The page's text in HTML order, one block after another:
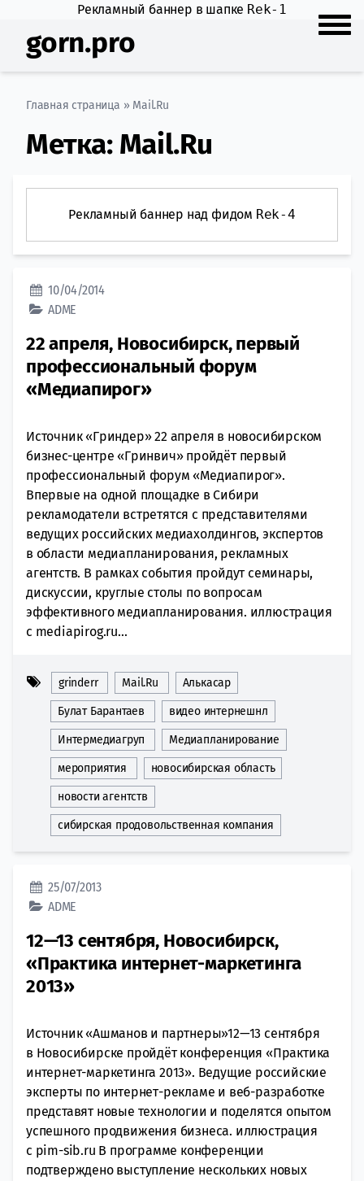
Рекламный баннер в шапке Rek-1
gorn.pro
Главная страница » Mail.Ru
Метка: Mail.Ru
Рекламный баннер над фидом Rek-4
10/04/2014
ADME
22 апреля, Новосибирск, первый
профессиональный форум
«Медиапирог»
Источник «Гриндер» 22 апреля в новосибирском
бизнес-центре «Гринвич» пройдёт первый
профессиональный форум «Медиапирог».
Впервые на одной площадке в Сибири
рекламодатели встретятся с представителями
ведущих российских медиахолдингов, экспертов
в области медиапланирования, рекламных
агентств. В рамках события пройдут семинары,
дискуссии, круглые столы по вопросам
эффективного медиапланирования. иллюстрация
с mediapirog.ru...
grinderr Mail.Ru Алькасар
Булат Барантаев видео интернешнл
Интермедиагруп Медиапланирование
мероприятия новосибирская область
новости агентств
сибирская продовольственная компания
25/07/2013
ADME
12—13 сентября, Новосибирск,
«Практика интернет-маркетинга
2013»
Источник «Ашманов и партнеры»12—13 сентября
в Новосибирске пройдёт конференция «Практика
интернет-маркетинга 2013». Ведущие российские
эксперты по интернет-рекламе и веб-разработке
представят новые технологии и поделятся опытом
успешного продвижения бизнеса. иллюстрация
с pim-sib.ru В программе конференции
подтверждено выступление нескольких новых